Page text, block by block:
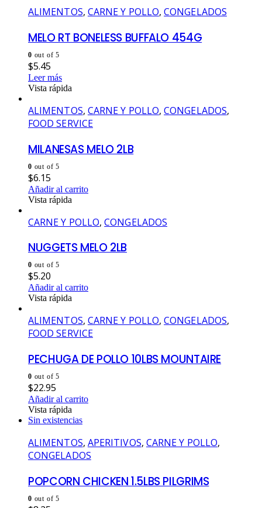
ALIMENTOS, CARNE Y POLLO,CONGELADOS
MELO RT BONELESS BUFFALO 454G
0 out of 5
$5.45
Leer más
Vista rápida
ALIMENTOS, CARNE Y POLLO,CONGELADOS,
FOOD SERVICE
MILANESAS MELO 2LB
0 out of 5
$6.15
Añadir al carrito
Vista rápida
CARNE Y POLLO,CONGELADOS
NUGGETS MELO 2LB
0 out of 5
$5.20
Añadir al carrito
Vista rápida
ALIMENTOS, CARNE Y POLLO,CONGELADOS,
FOOD SERVICE
PECHUGA DE POLLO 10LBS MOUNTAIRE
0 out of 5
$22.95
Añadir al carrito
Vista rápida
Sin existencias
ALIMENTOS, APERITIVOS, CARNE Y POLLO,
CONGELADOS
POPCORN CHICKEN 1.5LBS PILGRIMS
0 out of 5